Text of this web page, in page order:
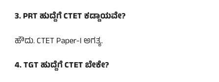
3. PRT ಹುದ್ದೆಗೆ CTET ಕಡ್ಡಾಯವೇ?
ಹೌದು. CTET Paper-I ಅಗತ್ಯ.
4. TGT ಹುದ್ದೆಗೆ CTET ಬೇಕೇ?